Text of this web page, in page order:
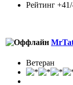
Рейтинг
Ветеран